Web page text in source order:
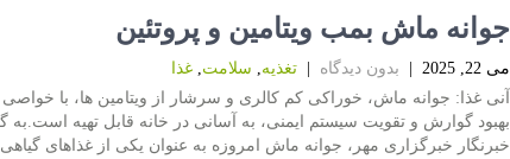
جوانه ماش بمب ویتامین و پروتئین
می 22, 2025 بدون دیدگاه تغذیه, سلامت, غذا
آنی غذا: جوانه ماش، خوراکی کم کالری و سرشار از ویتامین ها، با خواصی
بهبود گوارش و تقویت سیستم ایمنی، به آسانی در خانه قابل تهیه است.به
خبرنگار خبرگزاری مهر، جوانه ماش امروزه به عنوان یکی از غذاهای